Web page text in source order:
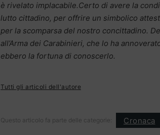
è rivelato implacabile.Certo di avere la
lutto cittadino, per offrire un simbolico
per la scomparsa del nostro concittadino.
all’Arma dei Carabinieri, che lo ha
ebbero la fortuna di conoscerlo.
Tutti gli articoli dell'autore
Questo articolo fa parte delle categorie: Cronaca